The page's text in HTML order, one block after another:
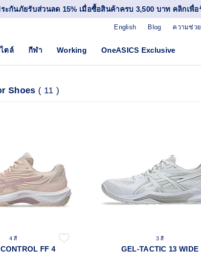
ะกันภัยรับส่วนลด 15% เมื่อซื้อสินค้าครบ 3,500 บาท คลิกเพื่
Blog ความช่ว
English
ตล์ กีฬา Working OneASICS Exclusive
Shoes ( 11)
4 สี
FF 4
3 สี
GEL-TACTIC 13 WIDE